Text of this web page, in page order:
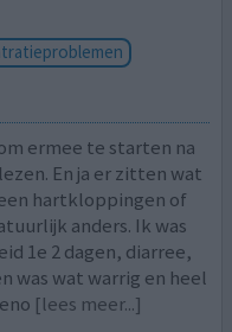
ermee te starten na
En ja er zitten wat
hartkloppingen of
anders. Ik was
1e 2 dagen, diarree,
was wat warrig en heel
[lees meer...]